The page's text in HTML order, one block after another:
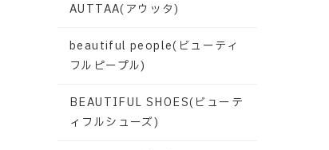
AUTTAA(アウッタ)
beautiful people(ビューティ
フルピープル)
BEAUTIFUL SHOES(ビューテ
ィフルシューズ)